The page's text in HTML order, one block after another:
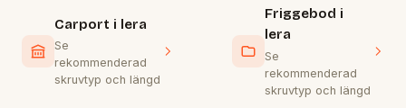
Carport i lera
Se
rekommenderad
skruvtyp och längd
Friggebod i
lera
Se
rekommenderad
skruvtyp och längd